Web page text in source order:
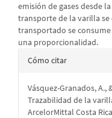
emisión de gases desde
transporte de la varilla
transportado se
una proporcionalidad.
Detalles
artículo
Cómo citar
Vásquez-Granados, A.,
Trazabilidad de la
ArcelorMittal Costa